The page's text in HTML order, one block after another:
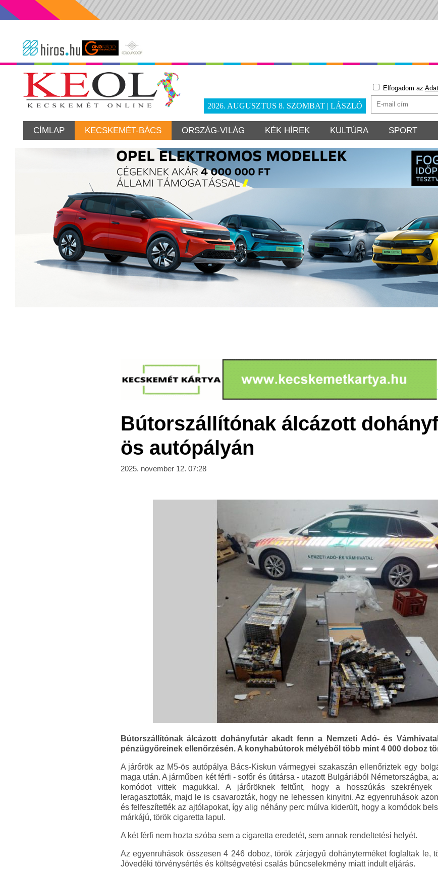
2026. AUGUSZTUS 8. SZOMBAT | LÁSZLÓ
Elfogadom az
CÍMLAP KECSKEMÉT-BÁCS ORSZÁG-VILÁG KÉK HÍREK KULTÚRA SPORT
Bútorszállítónak álcázott
ös autópályán
2025. november 12. 07:28
Bútorszállítónak álcázott dohányfutár akadt fenn a Nemzeti Adó- és
pénzügyőreinek ellenőrzésén. A konyhabútorok mélyéből több mint 4 000 doboz
A járőrök az M5-ös autópálya Bács-Kiskun vármegyei szakaszán ellenőriztek egy
maga után. A járműben két férfi - sofőr és útitársa - utazott Bulgáriából Németországba,
komódot vittek magukkal. A járőröknek feltűnt, hogy a hosszúkás szekrények
leragasztották, majd le is csavarozták, hogy ne lehessen kinyitni. Az egyenruhások
és felfeszítették az ajtólapokat, így alig néhány perc múlva kiderült, hogy a komódok
márkájú, török cigaretta lapul.
A két férfi nem hozta szóba sem a cigaretta eredetét, sem annak rendeltetési helyét.
Az egyenruhások összesen 4 246 doboz, török zárjegyű dohányterméket foglaltak le,
Jövedéki törvénysértés és költségvetési csalás bűncselekmény miatt indult eljárás.